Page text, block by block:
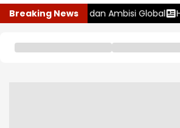
Breaking News
Global Hari Ini Rupiah Menguat Tajam